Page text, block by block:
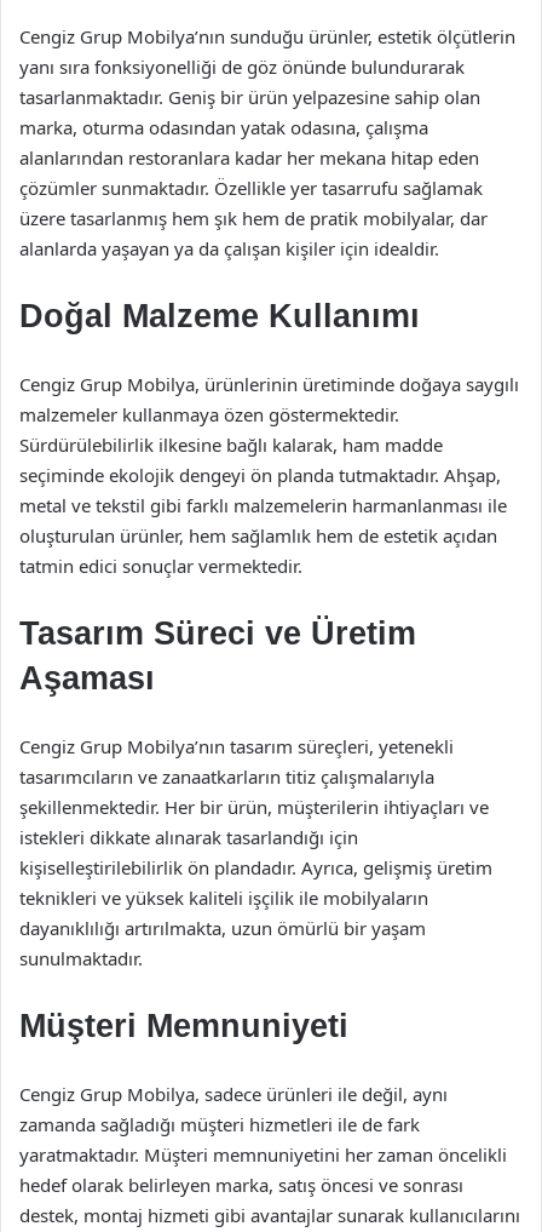
Cengiz Grup Mobilya’nın sunduğu ürünler, estetik ölçütlerin
yanı sıra fonksiyonelliği de göz önünde bulundurarak
tasarlanmaktadır. Geniş bir ürün yelpazesine sahip olan
marka, oturma odasından yatak odasına, çalışma
alanlarından restoranlara kadar her mekana hitap eden
çözümler sunmaktadır. Özellikle yer tasarrufu sağlamak
üzere tasarlanmış hem şık hem de pratik mobilyalar, dar
alanlarda yaşayan ya da çalışan kişiler için idealdir.
Doğal Malzeme Kullanımı
Cengiz Grup Mobilya, ürünlerinin üretiminde doğaya saygılı
malzemeler kullanmaya özen göstermektedir.
Sürdürülebilirlik ilkesine bağlı kalarak, ham madde
seçiminde ekolojik dengeyi ön planda tutmaktadır. Ahşap,
metal ve tekstil gibi farklı malzemelerin harmanlanması ile
oluşturulan ürünler, hem sağlamlık hem de estetik açıdan
tatmin edici sonuçlar vermektedir.
Tasarım Süreci ve Üretim
Aşaması
Cengiz Grup Mobilya’nın tasarım süreçleri, yetenekli
tasarımcıların ve zanaatkarların titiz çalışmalarıyla
şekillenmektedir. Her bir ürün, müşterilerin ihtiyaçları ve
istekleri dikkate alınarak tasarlandığı için
kişiselleştirilebilirlik ön plandadır. Ayrıca, gelişmiş üretim
teknikleri ve yüksek kaliteli işçilik ile mobilyaların
dayanıklılığı artırılmakta, uzun ömürlü bir yaşam
sunulmaktadır.
Müşteri Memnuniyeti
Cengiz Grup Mobilya, sadece ürünleri ile değil, aynı
zamanda sağladığı müşteri hizmetleri ile de fark
yaratmaktadır. Müşteri memnuniyetini her zaman öncelikli
hedef olarak belirleyen marka, satış öncesi ve sonrası
destek, montaj hizmeti gibi avantajlar sunarak kullanıcılarını